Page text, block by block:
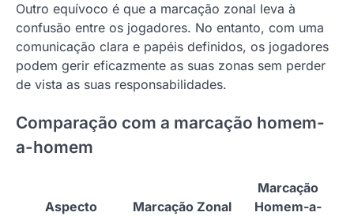
Outro equívoco é que a marcação zonal leva à
confusão entre os jogadores. No entanto, com uma
comunicação clara e papéis definidos, os jogadores
podem gerir eficazmente as suas zonas sem perder
de vista as suas responsabilidades.
Comparação com a marcação homem-
a-homem
Aspecto Marcação Zonal
Marcação
Homem-a-